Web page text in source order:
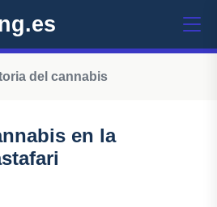
del cannabis
en la